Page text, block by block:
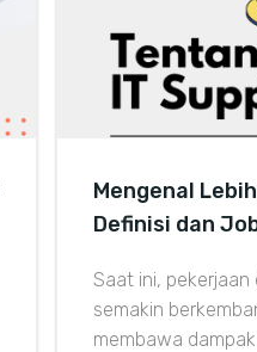
Mengenal
Definisi dan
Saat ini,
semakin
membawa